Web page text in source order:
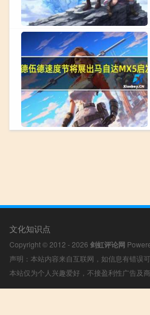
文化知识点
Copyright © 2012 - 2026 剑虹评论网
声明：本站内容来自互联网，如信息有错误
本站仅为个人兴趣爱好，不接盈利性广告及